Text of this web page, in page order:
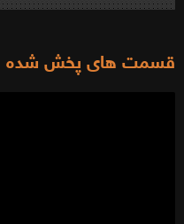
قسمت های پخش شده